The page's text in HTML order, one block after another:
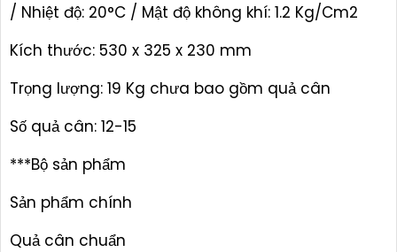
/ Nhiệt độ: 20°C / Mật độ không khí: 1.2 Kg/Cm2
Kích thước: 530 x 325 x 230 mm
Trọng lượng: 19 Kg chưa bao gồm quả cân
Số quả cân: 12-15
***Bộ sản phẩm
Sản phẩm chính
Quả cân chuẩn